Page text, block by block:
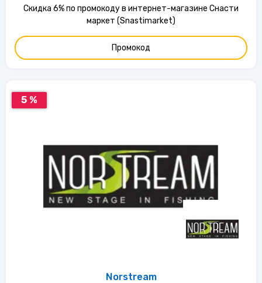
Скидка 6% по промокоду в интернет-магазине Снасти
маркет (Snastimarket)
Промокод
5 %
Norstream